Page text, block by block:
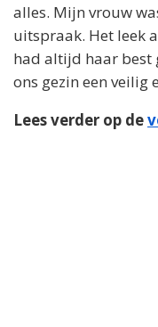
alles. Mijn vrouw
uitspraak. Het leek
had altijd haar best
ons gezin een veilig
Lees verder op de